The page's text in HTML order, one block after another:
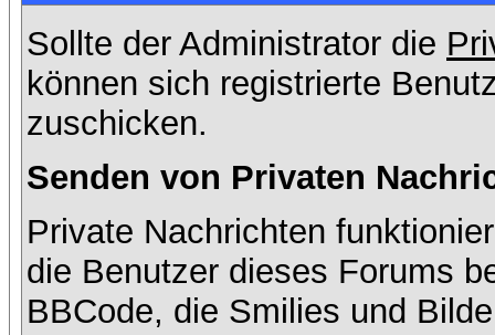
Sollte der Administrator die
können sich registrierte
zuschicken.
Senden von Privaten
Private Nachrichten
die Benutzer dieses Forums
BBCode, die Smilies und